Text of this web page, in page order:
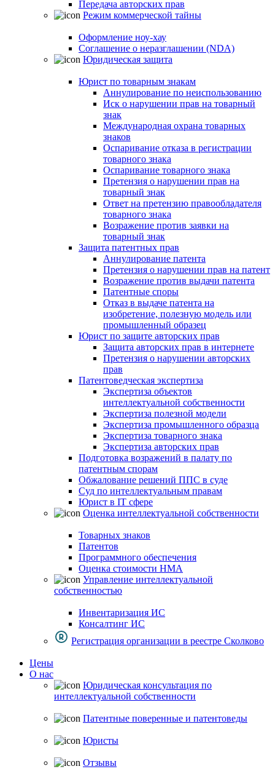
Передача авторских прав
Режим коммерческой тайны
Оформление ноу-хау
Соглашение о неразглашении (NDA)
Юридическая защита
Юрист по товарным знакам
Аннулирование по неиспользованию
Иск о нарушении прав на товарный
знак
Международная охрана товарных
знаков
Оспаривание отказа в регистрации
товарного знака
Оспаривание товарного знака
Претензия о нарушении прав на
товарный знак
Ответ на претензию правообладателя
товарного знака
Возражение против заявки на
товарный знак
Защита патентных прав
Аннулирование патента
Претензия о нарушении прав на патент
Возражение против выдачи патента
Патентные споры
Отказ в выдаче патента на
изобретение, полезную модель или
промышленный образец
Юрист по защите авторских прав
Защита авторских прав в интернете
Претензия о нарушении авторских
прав
Патентоведческая экспертиза
Экспертиза объектов
интеллектуальной собственности
Экспертиза полезной модели
Экспертиза промышленного образца
Экспертиза товарного знака
Экспертиза авторских прав
Подготовка возражений в палату по
патентным спорам
Обжалование решений ППС в суде
Суд по интеллектуальным правам
Юрист в IT сфере
Оценка интеллектуальной собственности
Товарных знаков
Патентов
Программного обеспечения
Оценка стоимости НМА
Управление интеллектуальной
собственностью
Инвентаризация ИС
Консалтинг ИС
Регистрация организации в реестре Сколково
Цены
О нас
Юридическая консультация по
интеллектуальной собственности
Патентные поверенные и патентоведы
Юристы
Отзывы